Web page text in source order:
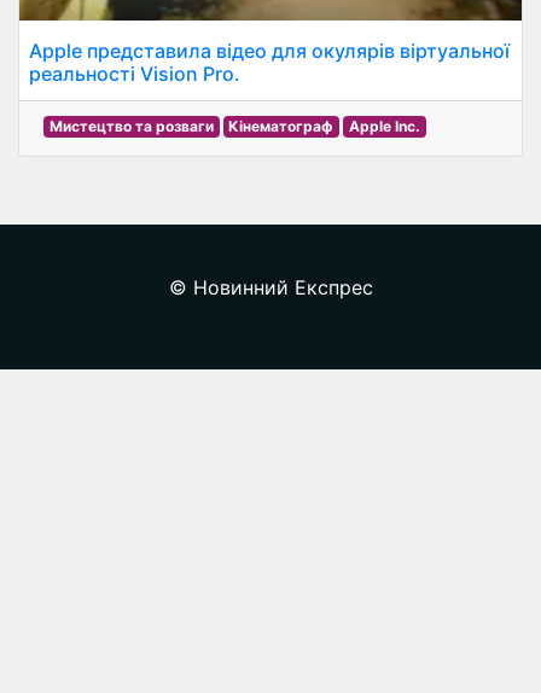
Apple представила відео для окулярів віртуальної
реальності Vision Pro.
Мистецтво та розваги Кінематограф Apple Inc.
© Новинний Експрес